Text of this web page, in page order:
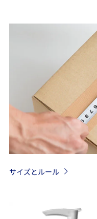
サイズとルール